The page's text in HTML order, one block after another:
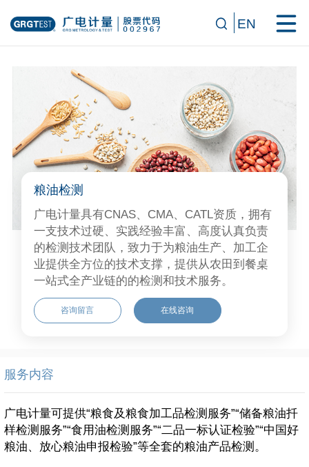
EN
粮油检测
广电计量具有CNAS、CMA、CATL资质，拥有
一支技术过硬、实践经验丰富、高度认真负责
的检测技术团队，致力于为粮油生产、加工企
业提供全方位的技术支撑，提供从农田到餐桌
一站式全产业链的的检测和技术服务。
咨询留言 在线咨询
服务内容
广电计量可提供“粮食及粮食加工品检测服务”“储备粮油扦
样检测服务”“食用油检测服务”“二品一标认证检验”“中国好
粮油、放心粮油申报检验”等全套的粮油产品检测。